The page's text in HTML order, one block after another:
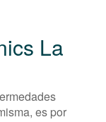
La
es por